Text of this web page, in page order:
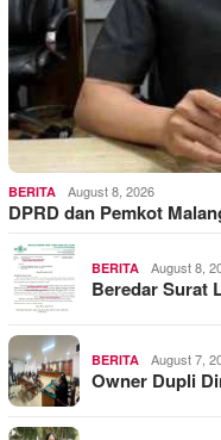
BERITA August 8, 2026
DPRD dan Pemkot
BERITA August 8,
Beredar Surat
BERITA August 7,
Owner Dupli